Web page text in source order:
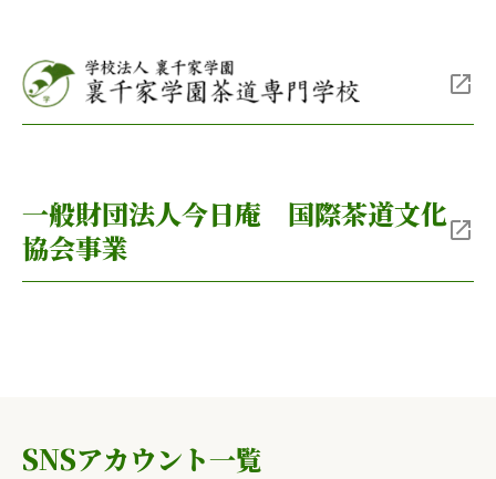
一般財団法人今日庵 国際茶道文化
協会事業
SNSアカウント一覧